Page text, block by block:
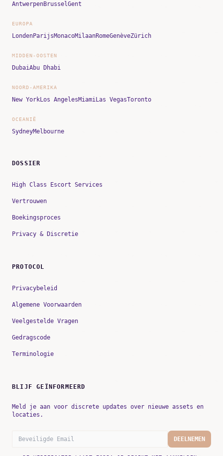
AntwerpenBrusselGent
EUROPA
LondenParijsMonacoMilaanRomeGenèveZürich
MIDDEN-OOSTEN
DubaiAbu Dhabi
NOORD-AMERIKA
New YorkLos AngelesMiamiLas VegasToronto
OCEANIË
SydneyMelbourne
DOSSIER
High Class Escort Services
Vertrouwen
Boekingsproces
Privacy & Discretie
PROTOCOL
Privacybeleid
Algemene Voorwaarden
Veelgestelde Vragen
Gedragscode
Terminologie
BLIJF GEÏNFORMEERD
Meld je aan voor discrete updates over nieuwe assets en
locaties.
DEELNEMEN